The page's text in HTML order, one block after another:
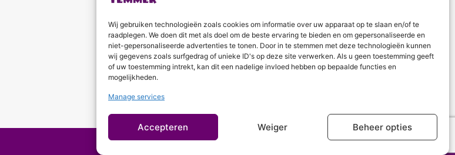
Wij gebruiken technologieën zoals cookies om informatie over uw apparaat op te slaan en/of te
raadplegen. We doen dit met als doel om de beste ervaring te bieden en om gepersonaliseerde en
niet-gepersonaliseerde advertenties te tonen. Door in te stemmen met deze technologieën kunnen
wij gegevens zoals surfgedrag of unieke ID's op deze site verwerken. Als u geen toestemming geeft
of uw toestemming intrekt, kan dit een nadelige invloed hebben op bepaalde functies en
mogelijkheden.
Manage services
Accepteren Weiger Beheer opties
Openingstijden
Maandag 9.30 - 13.30 (Trainingen)
Dinsdag 9.00 - 18.00 (De KrullenHemel)
Woensdag 9.00 - 18.00 (Curly Diva)